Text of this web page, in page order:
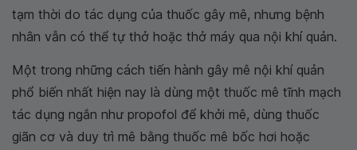
tạm thời do tác dụng của thuốc gây mê, nhưng bệnh
nhân vẫn có thể tự thở hoặc thở máy qua nội khí quản.
Một trong những cách tiến hành gây mê nội khí quản
phổ biến nhất hiện nay là dùng một thuốc mê tĩnh mạch
tác dụng ngắn như propofol để khởi mê, dùng thuốc
giãn cơ và duy trì mê bằng thuốc mê bốc hơi hoặc